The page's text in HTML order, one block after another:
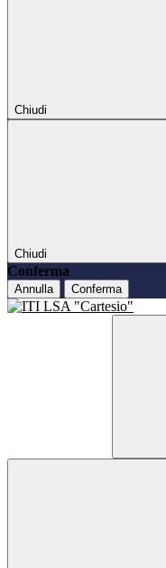
Chiudi
Chiudi
Conferma
Annulla Conferma